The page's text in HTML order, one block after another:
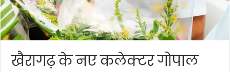
खैरागढ़ के नए कलेक्टर गोपाल